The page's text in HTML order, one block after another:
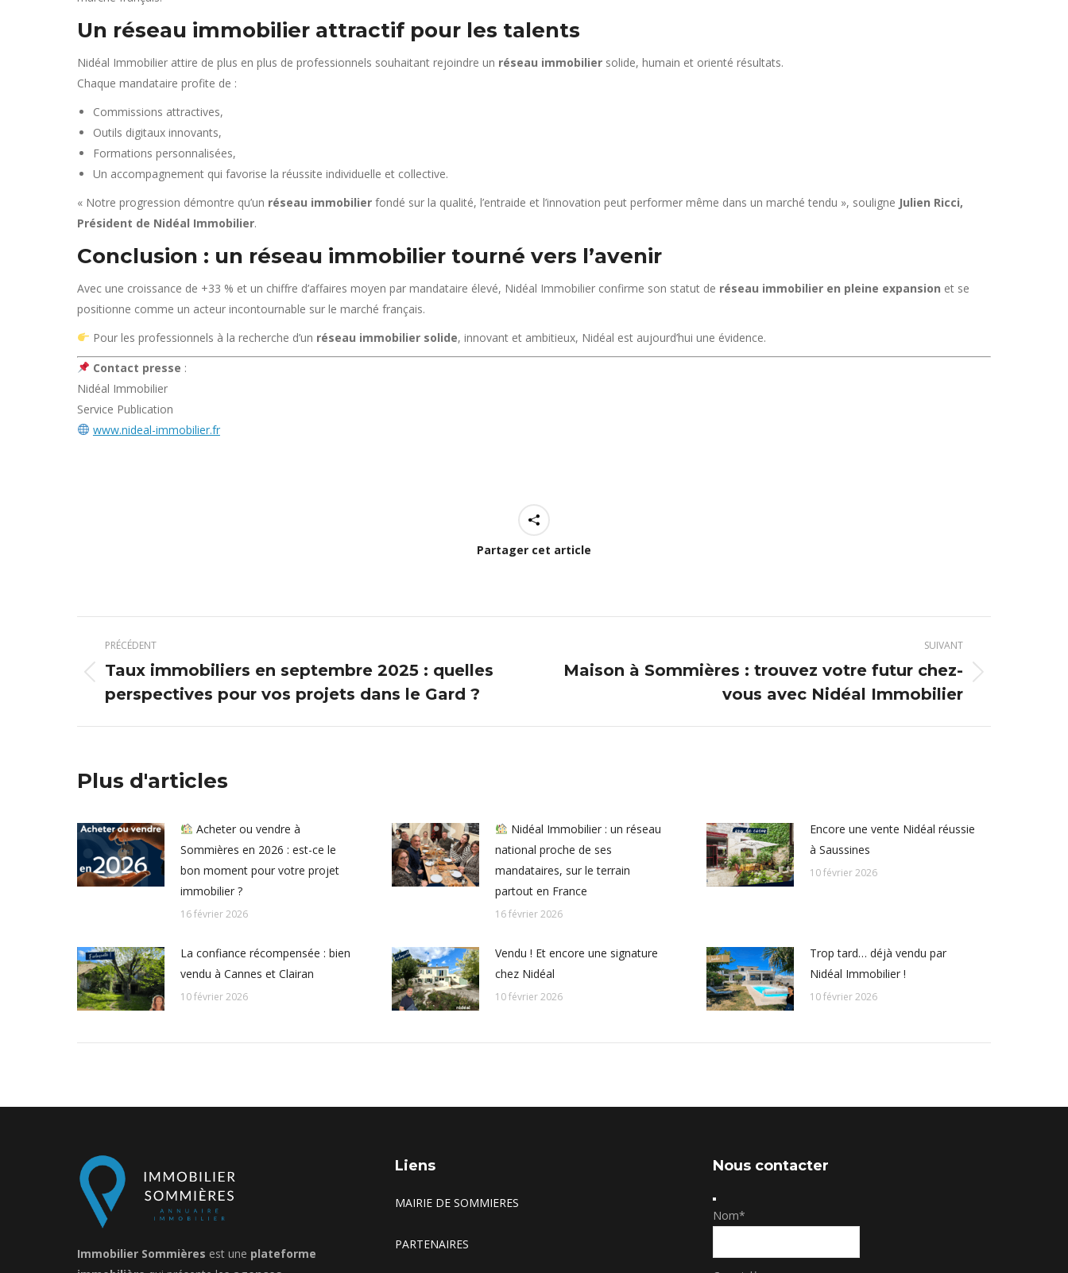
Un réseau immobilier attractif pour les talents
Nidéal Immobilier attire de plus en plus de professionnels souhaitant rejoindre un réseau immobilier solide, humain et orienté résultats.
Chaque mandataire profite de :
Commissions attractives,
Outils digitaux innovants,
Formations personnalisées,
Un accompagnement qui favorise la réussite individuelle et collective.
« Notre progression démontre qu’un réseau immobilier fondé sur la qualité, l’entraide et l’innovation peut performer même dans un marché tendu », souligne Julien Ricci,
Président de Nidéal Immobilier.
Conclusion : un réseau immobilier tourné vers l’avenir
Avec une croissance de +33 % et un chiffre d’affaires moyen par mandataire élevé, Nidéal Immobilier confirme son statut de réseau immobilier en pleine expansion et se
positionne comme un acteur incontournable sur le marché français.
Pour les professionnels à la recherche d’un réseau immobilier solide, innovant et ambitieux, Nidéal est aujourd’hui une évidence.
Contact presse :
Nidéal Immobilier
Service Publication
www.nideal-immobilier.fr
Partager cet article
Navigation
article
PRÉCÉDENT
Article
précédent
Taux immobiliers en septembre 2025 : quelles
perspectives pour vos projets dans le Gard ?
SUIVANT
Article
Maison à Sommières : trouvez votre futur chez-
vous avec Nidéal Immobilier
Plus d'articles
Acheter ou vendre à
Sommières en 2026 : est-ce le
bon moment pour votre projet
immobilier ?
16 février 2026
Nidéal Immobilier : un réseau
national proche de ses
mandataires, sur le terrain
partout en France
16 février 2026
Encore une vente Nidéal réussie
à Saussines
10 février 2026
La confiance récompensée : bien
vendu à Cannes et Clairan
10 février 2026
Vendu ! Et encore une signature
chez Nidéal
10 février 2026
Trop tard… déjà vendu par
Nidéal Immobilier !
10 février 2026
Immobilier Sommières est une plateforme
Liens
MAIRIE DE SOMMIERES
PARTENAIRES
Nous contacter
Nom*